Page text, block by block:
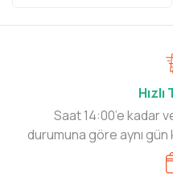
Saat 14:00’e kadar
durumuna göre aynı